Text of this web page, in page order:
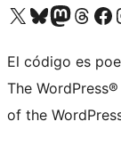
Visita nuestra cuenta de X (anteriormente Twitter)
Visita nuestra cuenta de Bluesky
Visita nuestra cuenta
Visita nuestra
Visita
El código es
The
of the